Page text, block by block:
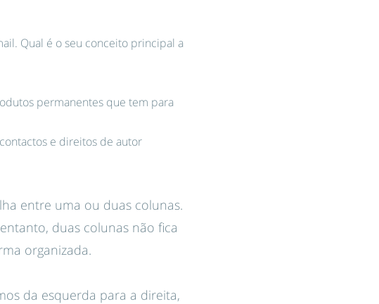
Qual é o seu conceito principal a
permanentes que tem para
e direitos de autor
entre uma ou duas colunas.
duas colunas não fica
organizada.
da esquerda para a direita,